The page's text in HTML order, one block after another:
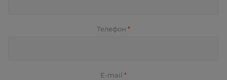
Телефон *
E-mail *